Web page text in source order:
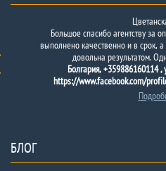
Большое спасибо агентству за
выполнено качественно и в срок,
довольна результатом.
Болгария, +359886160114
https://www.facebook.com/
БЛОГ